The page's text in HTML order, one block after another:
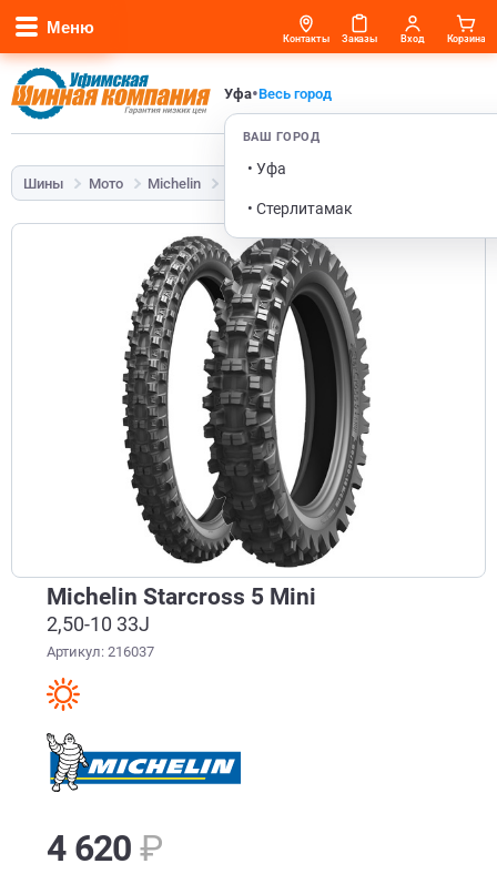
Меню
Уфа•Весь город
ВАШ ГОРОД
• Уфа
• Стерлитамак
Контакты Заказы Вход Корзина
Шины Мото Michelin
Michelin Starcross 5 Mini
2,50-10 33J
Артикул: 216037
4 620₽